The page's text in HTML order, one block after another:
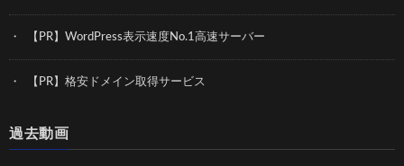
【PR】WordPress表示速度No.1高速サーバー
【PR】格安ドメイン取得サービス
過去動画